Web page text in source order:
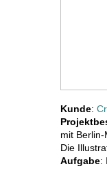
Kunde:
mit
Die
Aufgabe: